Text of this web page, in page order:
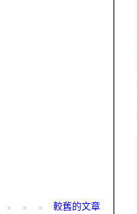
較舊的文章